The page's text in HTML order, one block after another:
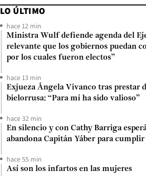
LO ÚLTIMO
hace 12 min
Ministra Wulf defiende agenda del
relevante que los gobiernos puedan
por los cuales fueron electos”
hace 13 min
Exjueza Ángela Vivanco tras prestar
bielorrusa: “Para mí ha sido valioso”
hace 32 min
En silencio y con Cathy Barriga
abandona Capitán Yáber para
hace 55 min
Así son los infartos en las mujeres